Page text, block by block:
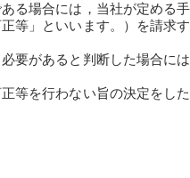
る場合には，当社が定める手
等」といいます。）を請求
要があると判断した場合には
等を行わない旨の決定をし